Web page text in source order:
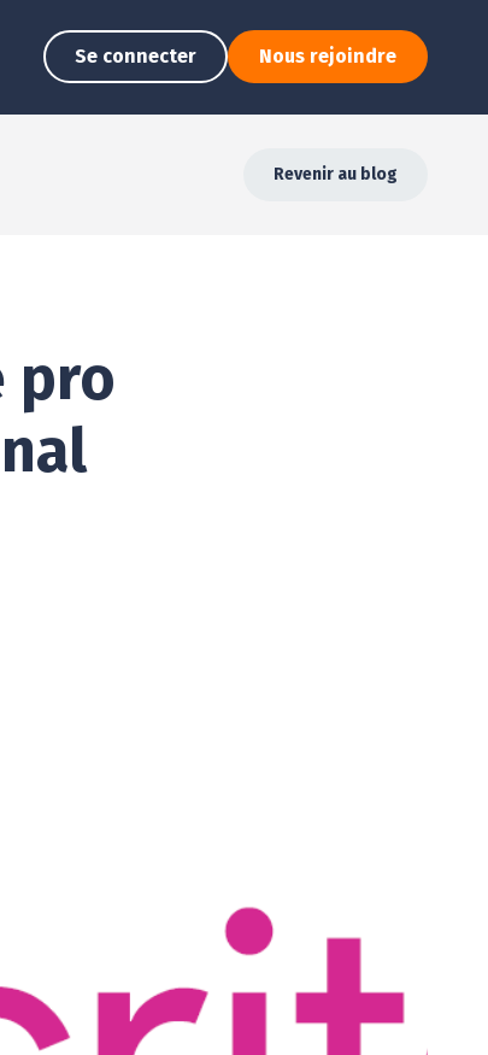
Se connecter Nous rejoindre
Revenir au blog
pro